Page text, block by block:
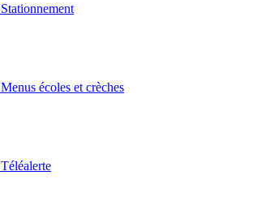
Stationnement
Menus écoles et crèches
Téléalerte